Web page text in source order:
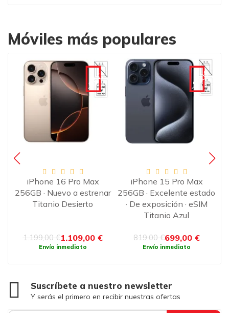
Móviles más populares
-90€
iPhone 16 Pro Max
256GB · Nuevo a estrenar
Titanio Desierto
1.199,00 €1.109,00 €
Envío inmediato
-120€
iPhone 15 Pro Max
256GB · Excelente estado
· De exposición · eSIM
Titanio Azul
819,00 €699,00 €
Envío inmediato
Suscríbete a nuestro newsletter
Y serás el primero en recibir nuestras ofertas